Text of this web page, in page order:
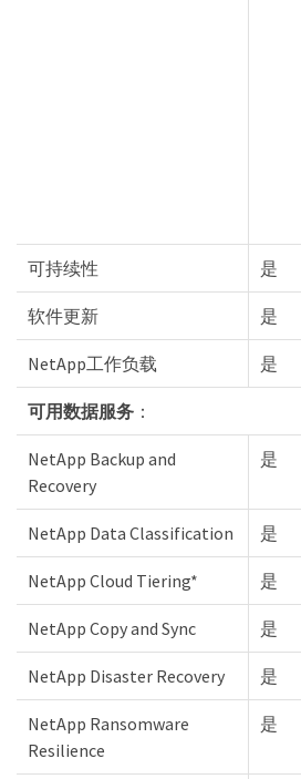
可持续性 是
软件更新 是
NetApp工作负载 是
可用数据服务：
NetApp Backup and
Recovery
是
NetApp Data Classification 是
NetApp Cloud Tiering* 是
NetApp Copy and Sync 是
NetApp Disaster Recovery 是
NetApp Ransomware
Resilience
是